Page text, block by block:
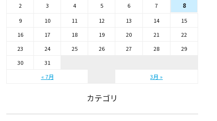
« 7月 3月 »
2
3 4 5 6 7
8
9
10 11 12 13 14
15
16
17 18 19 20 21
22
23
24 25 26 27 28
29
30
31
カテゴリ